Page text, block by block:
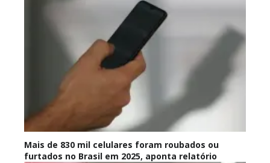
Mais de 830 mil celulares foram roubados ou
furtados no Brasil em 2025, aponta relatório